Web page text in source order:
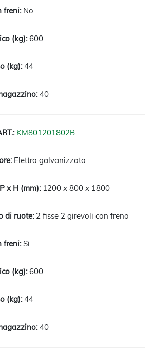
No
600
44
40
KM801201802B
Elettro galvanizzato
1200 x 800 x 1800
2 fisse 2 girevoli con freno
Si
600
44
40